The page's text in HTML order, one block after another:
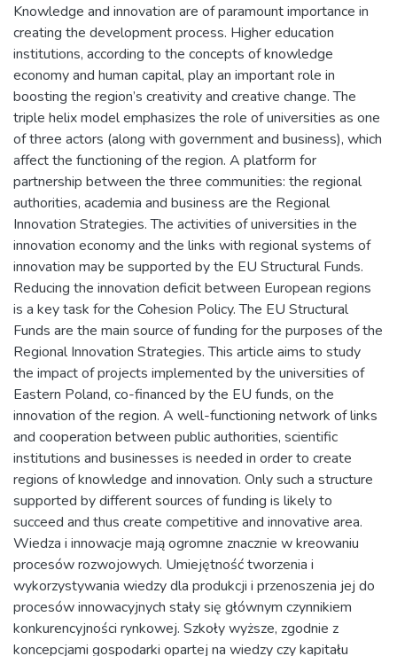
Knowledge and innovation are of paramount importance in
creating the development process. Higher education
institutions, according to the concepts of knowledge
economy and human capital, play an important role in
boosting the region’s creativity and creative change. The
triple helix model emphasizes the role of universities as one
of three actors (along with government and business), which
affect the functioning of the region. A platform for
partnership between the three communities: the regional
authorities, academia and business are the Regional
Innovation Strategies. The activities of universities in the
innovation economy and the links with regional systems of
innovation may be supported by the EU Structural Funds.
Reducing the innovation deficit between European regions
is a key task for the Cohesion Policy. The EU Structural
Funds are the main source of funding for the purposes of the
Regional Innovation Strategies. This article aims to study
the impact of projects implemented by the universities of
Eastern Poland, co-financed by the EU funds, on the
innovation of the region. A well-functioning network of links
and cooperation between public authorities, scientific
institutions and businesses is needed in order to create
regions of knowledge and innovation. Only such a structure
supported by different sources of funding is likely to
succeed and thus create competitive and innovative area.
Wiedza i innowacje mają ogromne znacznie w kreowaniu
procesów rozwojowych. Umiejętność tworzenia i
wykorzystywania wiedzy dla produkcji i przenoszenia jej do
procesów innowacyjnych stały się głównym czynnikiem
konkurencyjności rynkowej. Szkoły wyższe, zgodnie z
koncepcjami gospodarki opartej na wiedzy czy kapitału